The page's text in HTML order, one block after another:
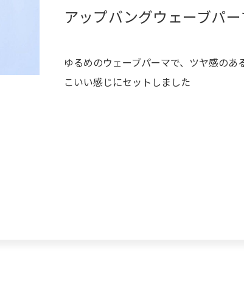
アップバングウェーブパー
ゆるめのウェーブパーマで、ツヤ感のあ
こいい感じにセットしました